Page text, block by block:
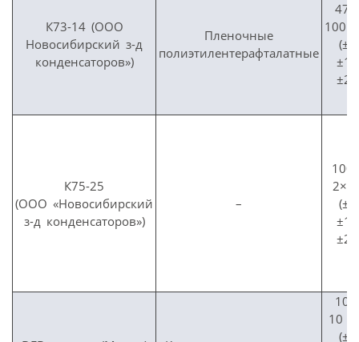
К73-14 (ООО
Новосибирский з-д
конденсаторов»)
Пленочные
полиэтилентерафталатные
100
(±5;
К75-25
(ООО «Новосибирский
з-д конденсаторов»)
–
(±5;
10
(±5;